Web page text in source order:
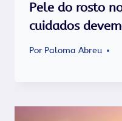
Pele do rosto
cuidados
Por Paloma Abreu